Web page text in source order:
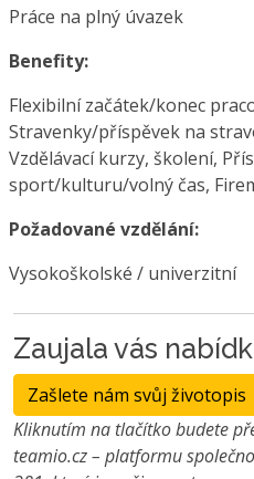
Práce na plný úvazek
Benefity:
Flexibilní začátek/konec
Stravenky/příspěvek na
Vzdělávací kurzy, školení,
sport/kulturu/volný čas,
Požadované vzdělání:
Vysokoškolské / univerzitní
Zaujala vás
Zašlete nám svůj životopis
Kliknutím na tlačítko budete
teamio.cz – platformu